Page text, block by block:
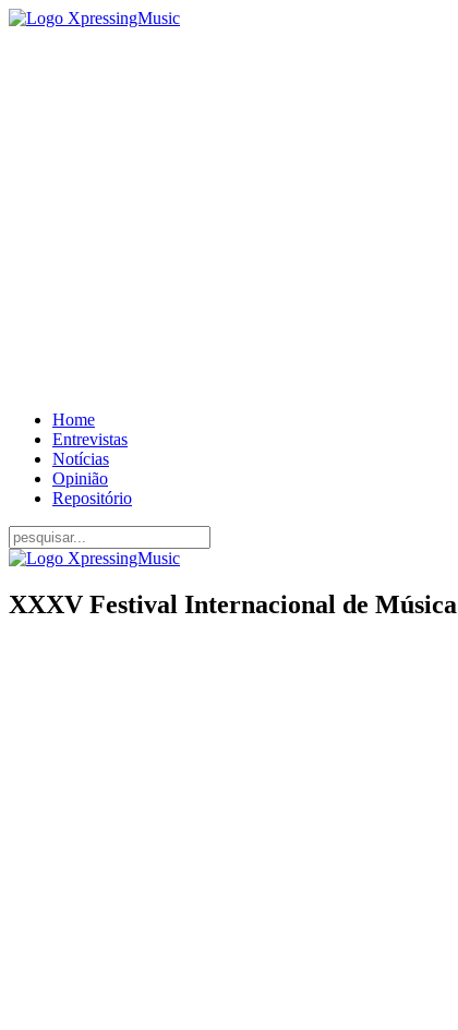
Home
Entrevistas
Notícias
Opinião
Repositório
XXXV Festival Internacional de